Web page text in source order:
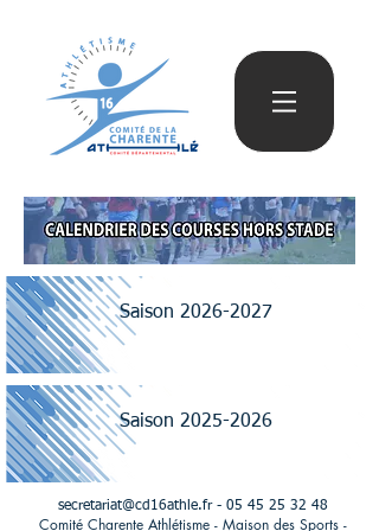
Saison 2026-2027
Saison 2025-2026
secretariat@cd16athle.fr- 05 45 25 32 48
Comité Charente Athlétisme - Maison des Sports -